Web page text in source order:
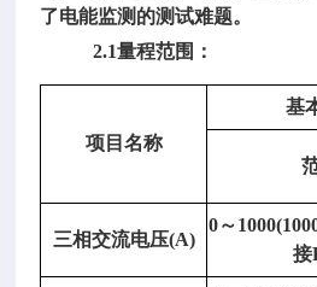
了电能监测的测试难题。
2.1量程范围：
项目名称
基
三相交流电压(A)
0～
接